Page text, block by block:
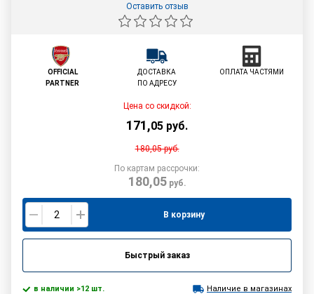
Оставить отзыв
OFFICIAL
PARTNER
ДОСТАВКА
ПО АДРЕСУ
ОПЛАТА ЧАСТЯМИ
Цена со скидкой:
171,05 руб.
180,05руб.
По картам рассрочки:
180,05руб.
В корзину
Быстрый заказ
в наличии >12 шт. Наличие в магазинах